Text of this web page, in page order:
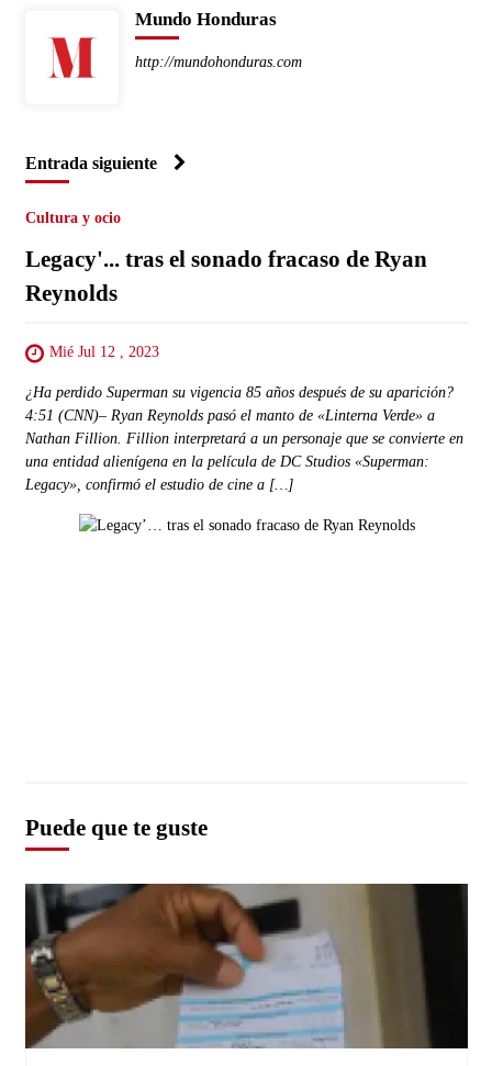
Mundo Honduras
http://mundohonduras.com
Entrada siguiente
Cultura y ocio
Legacy'... tras el sonado fracaso de Ryan
Reynolds
Mié Jul 12 , 2023
¿Ha perdido Superman su vigencia 85 años después de su aparición?
4:51 (CNN)– Ryan Reynolds pasó el manto de «Linterna Verde» a
Nathan Fillion. Fillion interpretará a un personaje que se convierte en
una entidad alienígena en la película de DC Studios «Superman:
Legacy», confirmó el estudio de cine a […]
Puede que te guste